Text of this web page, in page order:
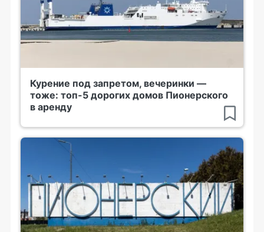
Курение под запретом, вечеринки —
тоже: топ-5 дорогих домов Пионерского
в аренду